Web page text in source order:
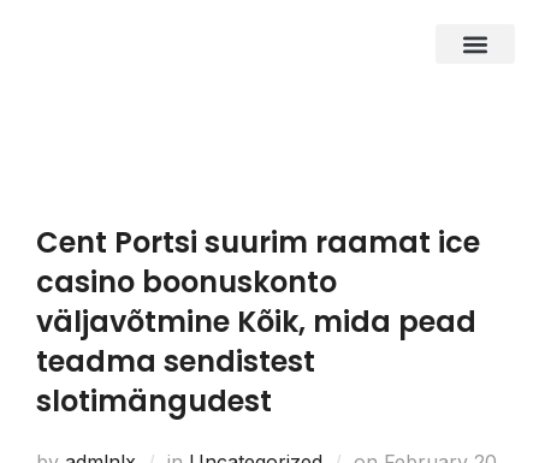
Cent Portsi suurim raamat ice
casino boonuskonto
väljavõtmine Kõik, mida pead
teadma sendistest
slotimängudest